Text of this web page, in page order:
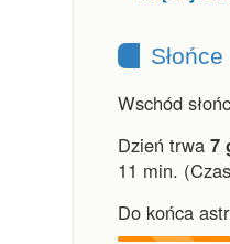
Słońce
Wschód
Dzień trwa 7
11 min.
Do końca